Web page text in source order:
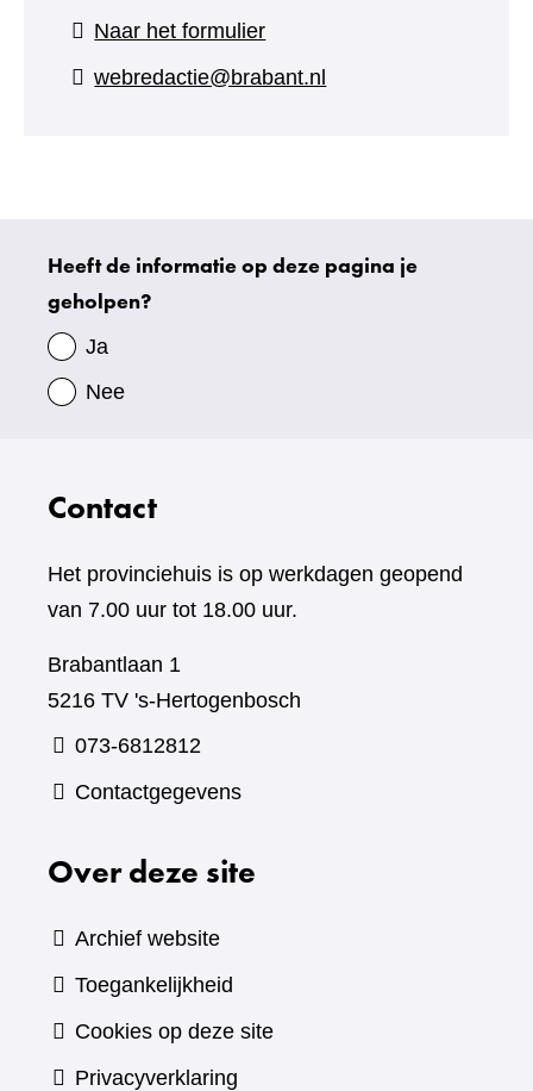
Naar het formulier(verwijst
naar
webredactie@brabant.nl
Uw
gegevens
Heeft de informatie op deze pagina je
geholpen?
Ja
Nee
Contact
Het provinciehuis is op werkdagen geopend
van 7.00 uur tot 18.00 uur.
Brabantlaan 1
5216 TV 's-Hertogenbosch
073-6812812
Contactgegevens
Over deze site
Archief website
Toegankelijkheid
Cookies op deze site
Privacyverklaring